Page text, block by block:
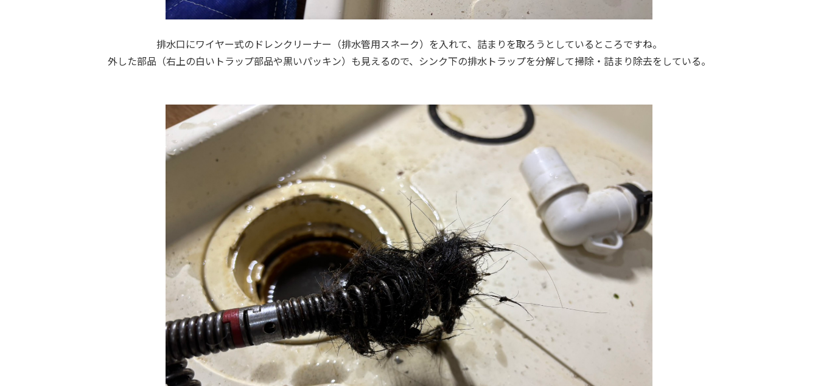
排水口にワイヤー式のドレンクリーナー（排水管用スネーク）を入れて、詰まりを取ろうとしているところですね。
外した部品（右上の白いトラップ部品や黒いパッキン）も見えるので、シンク下の排水トラップを分解して掃除・詰まり除去をしている。